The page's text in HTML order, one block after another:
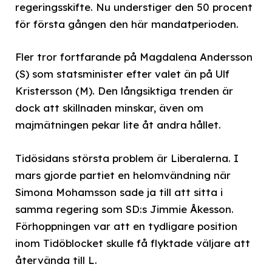
regeringsskifte. Nu understiger den 50 procent
för första gången den här mandatperioden.
Fler tror fortfarande på Magdalena Andersson
(S) som statsminister efter valet än på Ulf
Kristersson (M). Den långsiktiga trenden är
dock att skillnaden minskar, även om
majmätningen pekar lite åt andra hållet.
Tidösidans största problem är Liberalerna. I
mars gjorde partiet en helomvändning när
Simona Mohamsson sade ja till att sitta i
samma regering som SD:s Jimmie Åkesson.
Förhoppningen var att en tydligare position
inom Tidöblocket skulle få flyktade väljare att
återvända till L.